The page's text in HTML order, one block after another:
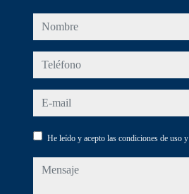
nombre
teléfono
e-mail
He leído y acepto las condiciones de uso y
mensaje